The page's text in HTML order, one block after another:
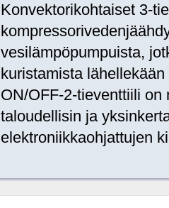
Konvektorikohtaiset 3-
vesilämpöpumpuista,
kuristamista
ON/OFF-2-tieventtiili
taloudellisin ja
elektroniikkaohjattujen